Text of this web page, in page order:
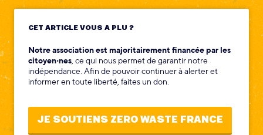
CET ARTICLE VOUS A PLU ?
Notre association est majoritairement financée par les
citoyen‧nes , ce qui nous permet de garantir notre
indépendance. Afin de pouvoir continuer à alerter et
informer en toute liberté, faites un don.
JE SOUTIENS ZERO WASTE FRANCE